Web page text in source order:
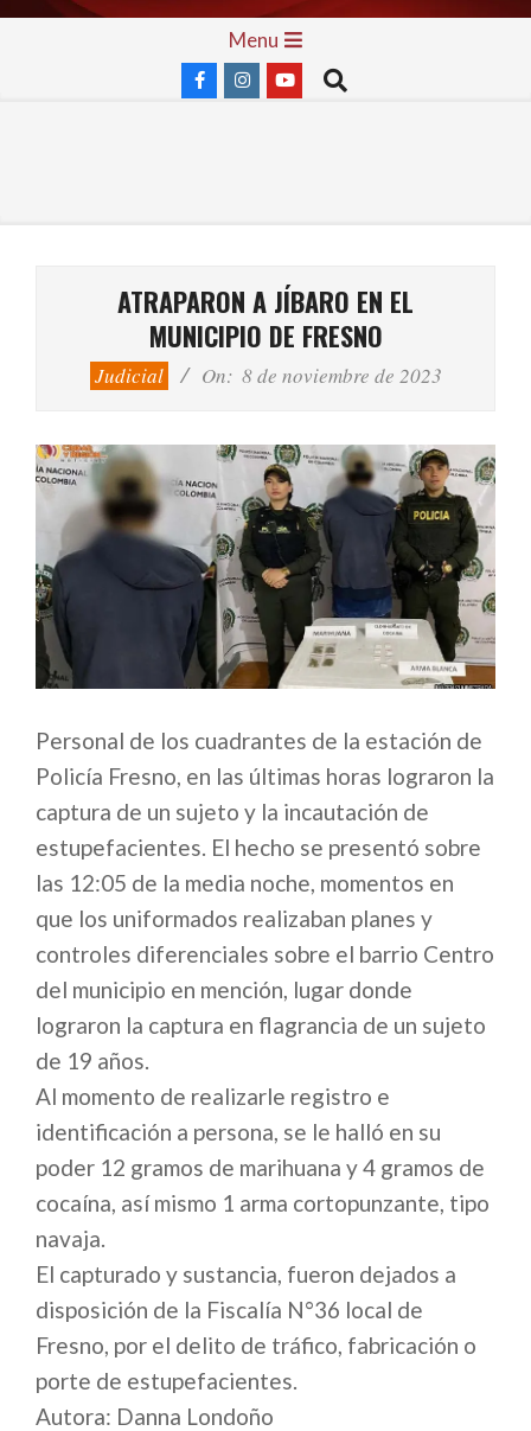
Skip
Menu
Search
ATRAPARON A JÍBARO EN EL
MUNICIPIO DE FRESNO
Judicial On: 8 de noviembre de 2023
Personal de los cuadrantes de la estación de
Policía Fresno, en las últimas horas lograron la
captura de un sujeto y la incautación de
estupefacientes. El hecho se presentó sobre
las 12:05 de la media noche, momentos en
que los uniformados realizaban planes y
controles diferenciales sobre el barrio Centro
del municipio en mención, lugar donde
lograron la captura en flagrancia de un sujeto
de 19 años.
Al momento de realizarle registro e
identificación a persona, se le halló en su
poder 12 gramos de marihuana y 4 gramos de
cocaína, así mismo 1 arma cortopunzante, tipo
navaja.
El capturado y sustancia, fueron dejados a
disposición de la Fiscalía N°36 local de
Fresno, por el delito de tráfico, fabricación o
porte de estupefacientes.
Autora: Danna Londoño